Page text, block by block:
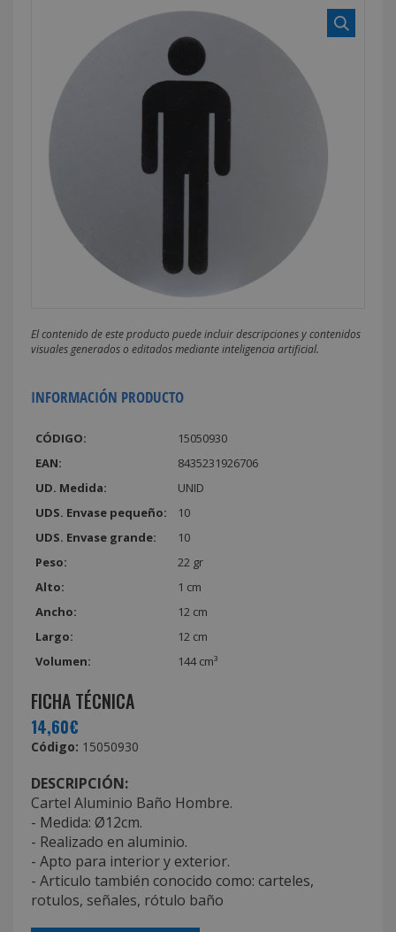
El contenido de este producto puede incluir descripciones y contenidos
visuales generados o editados mediante inteligencia artificial.
INFORMACIÓN PRODUCTO
CÓDIGO:
15050930
EAN:
8435231926706
UD. Medida:
UNID
UDS. Envase pequeño:
10
UDS. Envase grande:
10
Peso:
22 gr
Alto:
1 cm
Ancho:
12 cm
Largo:
12 cm
Volumen:
144 cm³
FICHA TÉCNICA
14,60€
Código: 15050930
DESCRIPCIÓN:
Cartel Aluminio Baño Hombre.
- Medida: Ø12cm.
- Realizado en aluminio.
- Apto para interior y exterior.
- Articulo también conocido como: carteles,
rotulos, señales, rótulo baño